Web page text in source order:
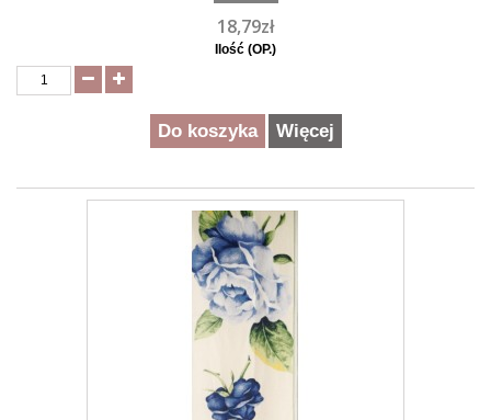
18,79zł
Ilość (OP.)
Do koszyka Więcej